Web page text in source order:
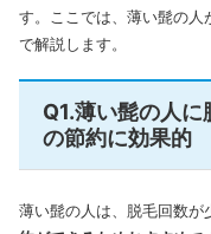
す。
ここでは、薄い髭の
で解説します。
Q1.薄い髭の人
の節約に効果的
薄い髭の人は、脱毛回数が